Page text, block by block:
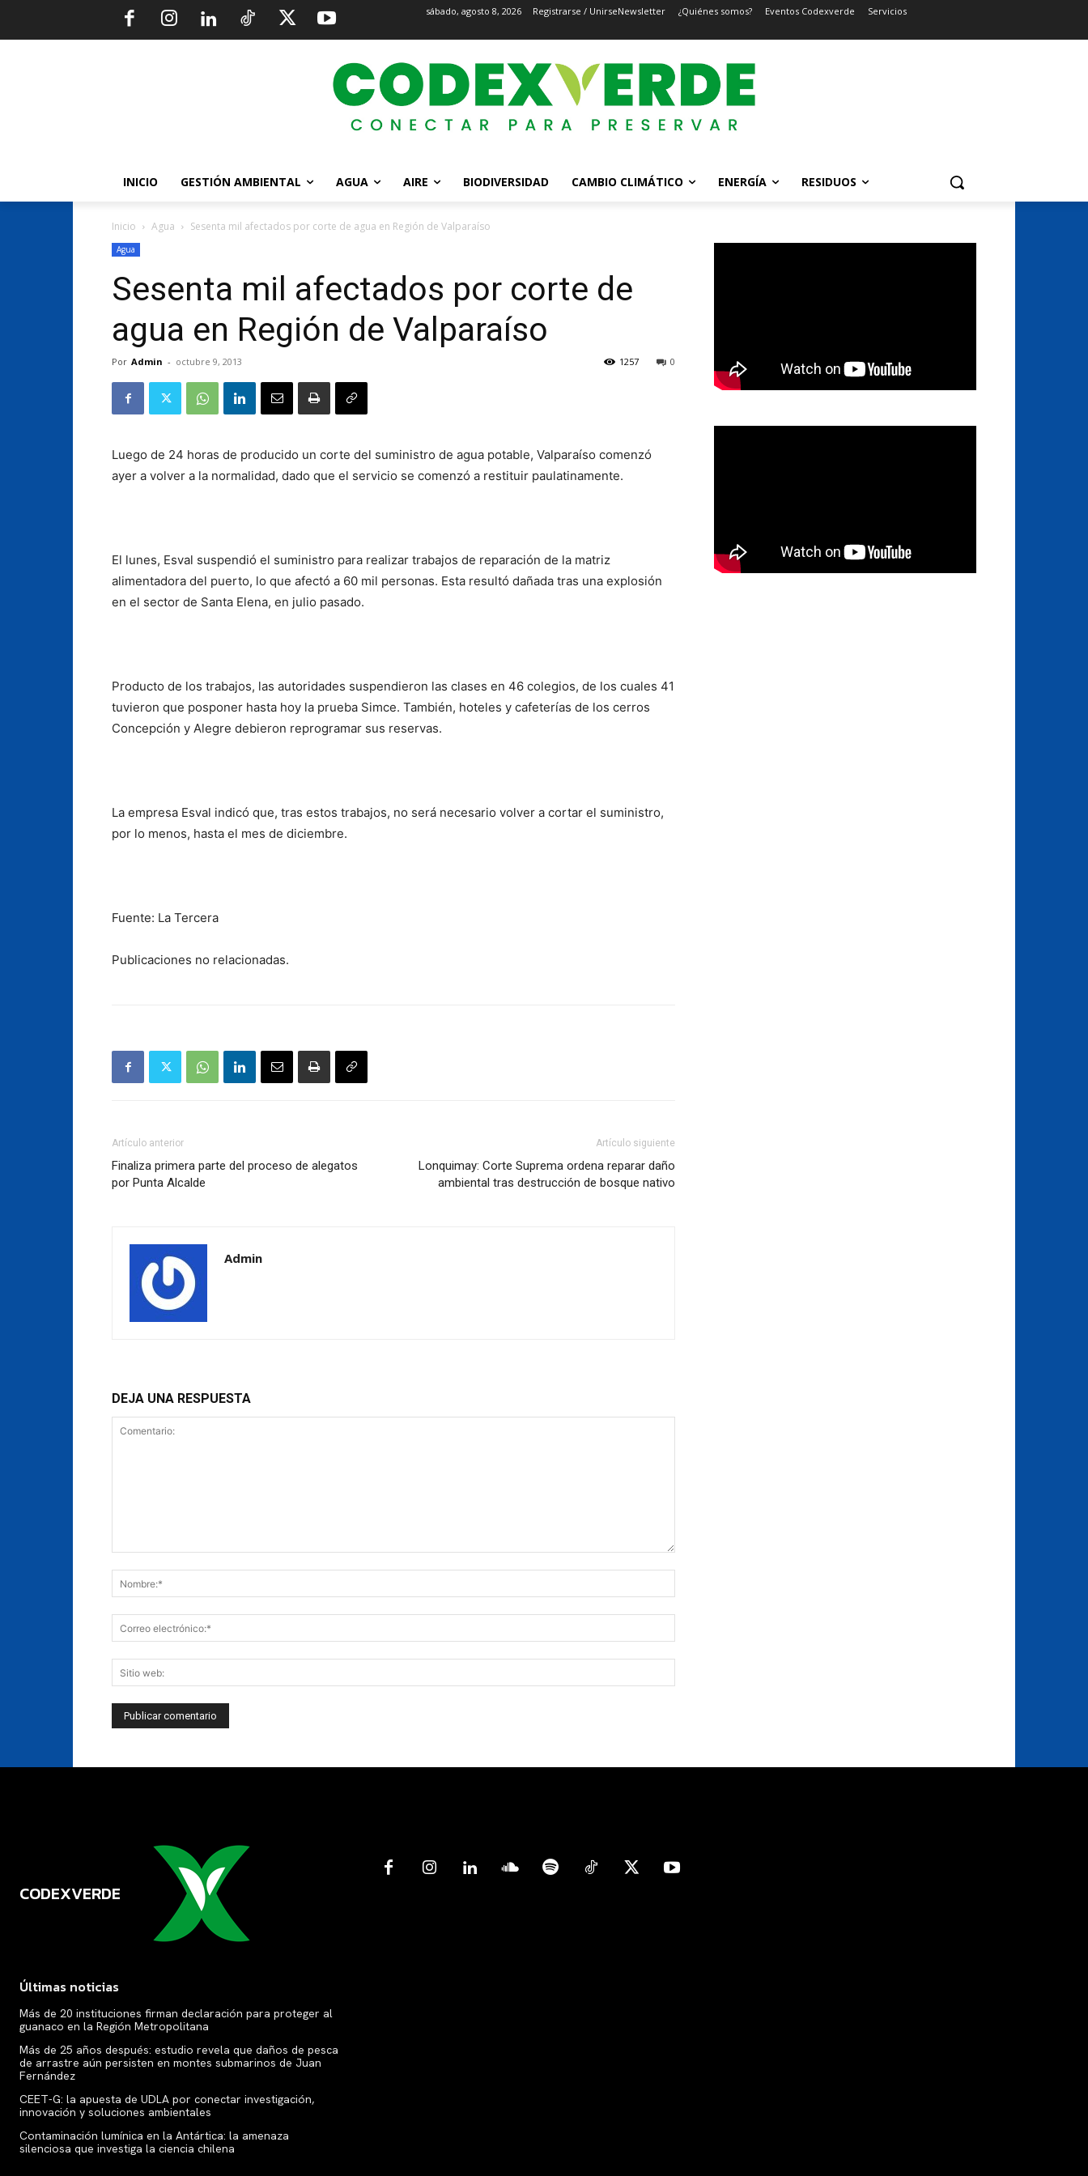
sábado, agosto 8, 2026 Registrarse / UnirseNewsletter ¿Quiénes somos? Eventos Codexverde Servicios
INICIO GESTIÓN AMBIENTAL AGUA AIRE BIODIVERSIDAD CAMBIO CLIMÁTICO ENERGÍA RESIDUOS
Inicio Agua Sesenta mil afectados por corte de agua en Región de Valparaíso
Agua
Sesenta mil afectados por corte de
agua en Región de Valparaíso
Por Admin - octubre 9, 2013 0
1257
Luego de 24 horas de producido un corte del suministro de agua potable, Valparaíso comenzó
ayer a volver a la normalidad, dado que el servicio se comenzó a restituir paulatinamente.
El lunes, Esval suspendió el suministro para realizar trabajos de reparación de la matriz
alimentadora del puerto, lo que afectó a 60 mil personas. Esta resultó dañada tras una explosión
en el sector de Santa Elena, en julio pasado.
Producto de los trabajos, las autoridades suspendieron las clases en 46 colegios, de los cuales 41
tuvieron que posponer hasta hoy la prueba Simce. También, hoteles y cafeterías de los cerros
Concepción y Alegre debieron reprogramar sus reservas.
La empresa Esval indicó que, tras estos trabajos, no será necesario volver a cortar el suministro,
por lo menos, hasta el mes de diciembre.
Fuente: La Tercera
Publicaciones no relacionadas.
Artículo anterior
Finaliza primera parte del proceso de alegatos
por Punta Alcalde
Artículo siguiente
Lonquimay: Corte Suprema ordena reparar daño
ambiental tras destrucción de bosque nativo
Admin
DEJA UNA RESPUESTA
CODEXVERDE
Últimas noticias
Más de 20 instituciones firman declaración para proteger al
guanaco en la Región Metropolitana
Más de 25 años después: estudio revela que daños de pesca
de arrastre aún persisten en montes submarinos de Juan
Fernández
CEET-G: la apuesta de UDLA por conectar investigación,
innovación y soluciones ambientales
Contaminación lumínica en la Antártica: la amenaza
silenciosa que investiga la ciencia chilena